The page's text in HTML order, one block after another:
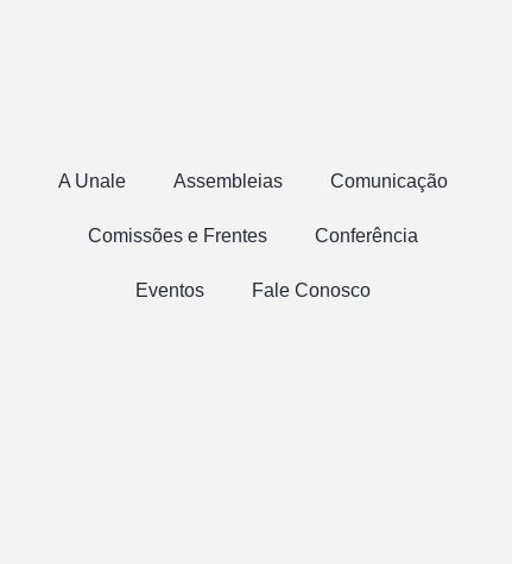
A Unale Assembleias Comunicação
Comissões e Frentes Conferência
Eventos Fale Conosco